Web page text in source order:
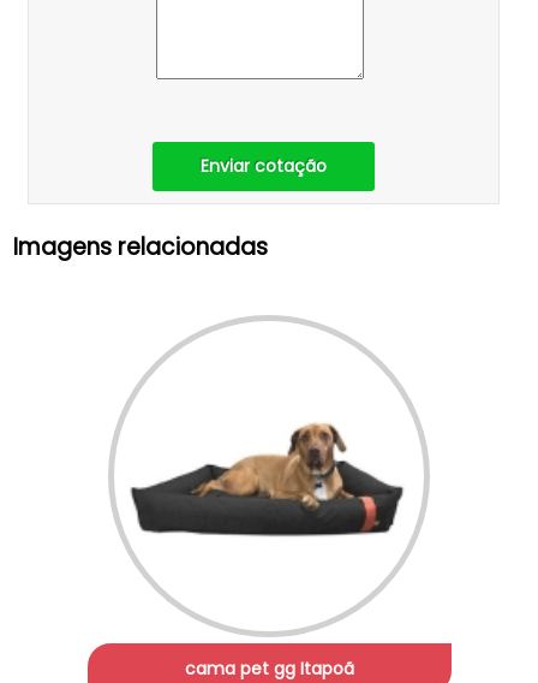
Enviar cotação
Imagens relacionadas
cama pet gg Itapoã